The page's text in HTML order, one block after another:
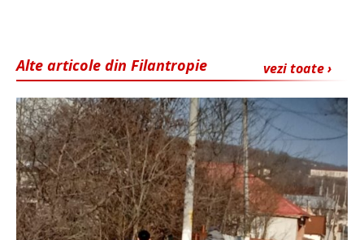
vezi toate ›
Alte articole din Filantropie